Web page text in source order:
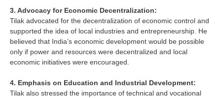
3. Advocacy for Economic Decentralization:
Tilak advocated for the decentralization of economic control and
supported the idea of local industries and entrepreneurship. He
believed that India’s economic development would be possible
only if power and resources were decentralized and local
economic initiatives were encouraged.
4. Emphasis on Education and Industrial Development:
Tilak also stressed the importance of technical and vocational